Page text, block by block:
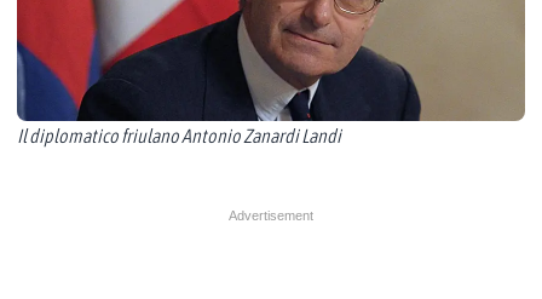
Il diplomatico friulano Antonio Zanardi Landi